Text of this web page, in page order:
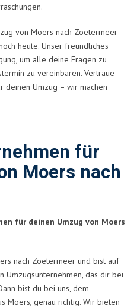
von Moers nach Zoetermeer
heute. Unser freundliches
um alle deine Fragen zu
zu vereinbaren. Vertraue
deinen Umzug – wir machen
für
Moers nach
für deinen Umzug von Moers
nach Zoetermeer und bist auf
Umzugsunternehmen, das dir bei
bist du bei uns, dem
Moers, genau richtig. Wir bieten